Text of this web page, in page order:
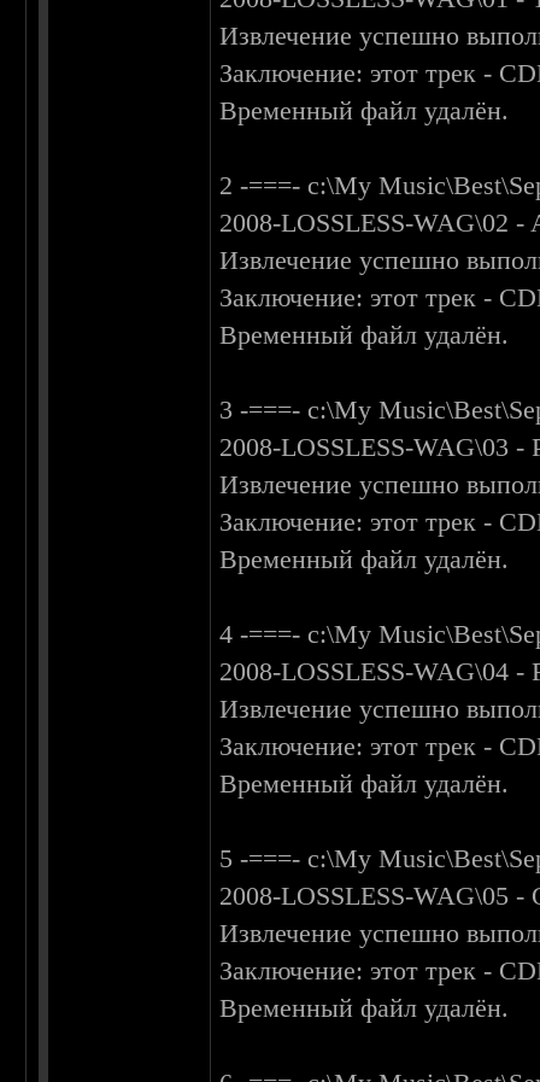
Извлечение успешно
Заключение: этот трек -
Временный файл удалён.
2 -===- c:\My
2008-LOSSLESS-WAG\02 -
Извлечение успешно
Заключение: этот трек -
Временный файл удалён.
3 -===- c:\My
2008-LOSSLESS-WAG\03 -
Извлечение успешно
Заключение: этот трек -
Временный файл удалён.
4 -===- c:\My
2008-LOSSLESS-WAG\04 -
Извлечение успешно
Заключение: этот трек -
Временный файл удалён.
5 -===- c:\My
2008-LOSSLESS-WAG\05 -
Извлечение успешно
Заключение: этот трек -
Временный файл удалён.